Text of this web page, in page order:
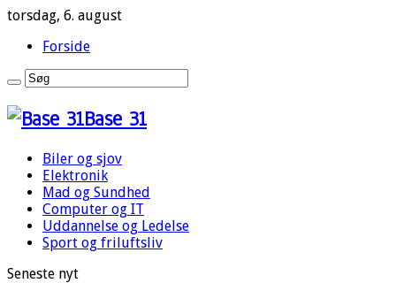
torsdag, 6. august
Forside
Base 31
Biler og sjov
Elektronik
Mad og Sundhed
Computer og IT
Uddannelse og Ledelse
Sport og friluftsliv
Seneste nyt